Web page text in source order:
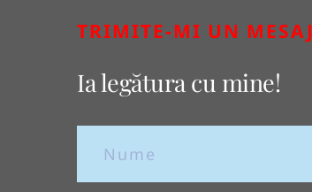
TRIMITE-MI UN MESAJ
Ia legătura cu mine!